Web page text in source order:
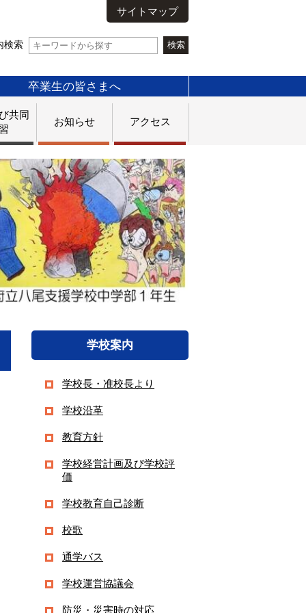
サイトマップ
検索
卒業生の皆さまへ
共同
お知らせ アクセス
学校案内
学校長・准校長より
学校沿革
教育方針
学校経営計画及び学校評
価
学校教育自己診断
校歌
通学バス
学校運営協議会
防災・災害時の対応